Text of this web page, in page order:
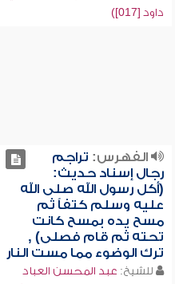
داود [017])
الفهرس: تراجم
رجال إسناد حديث:
(أكل رسول الله صلى الله
عليه وسلم كتفاً ثم
مسح يده بمسح كانت
تحته ثم قام فصلى) ,
ترك الوضوء مما مست النار
للشيخ: عبد المحسن العباد